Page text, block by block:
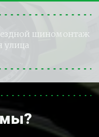
шиномонтаж
улица